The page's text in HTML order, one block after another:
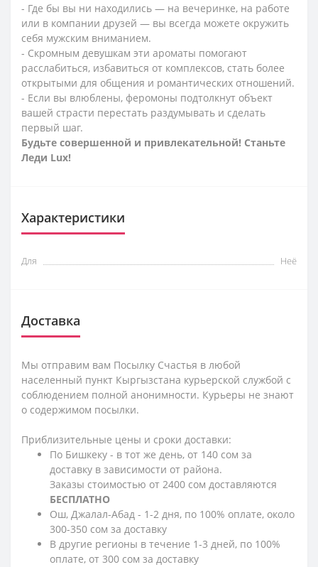
- Где бы вы ни находились — на вечеринке, на работе
или в компании друзей — вы всегда можете окружить
себя мужским вниманием.
- Скромным девушкам эти ароматы помогают
расслабиться, избавиться от комплексов, стать более
открытыми для общения и романтических отношений.
- Если вы влюблены, феромоны подтолкнут объект
вашей страсти перестать раздумывать и сделать
первый шаг.
Будьте совершенной и привлекательной! Станьте
Леди Lux!
Характеристики
Для Неё
Доставка
Мы отправим вам Посылку Счастья в любой
населенный пункт Кыргызстана курьерской службой с
соблюдением полной анонимности. Курьеры не знают
о содержимом посылки.
Приблизительные цены и сроки доставки:
По Бишкеку - в тот же день, от 140 сом за
доставку в зависимости от района.
Заказы стоимостью от 2400 сом доставляются
БЕСПЛАТНО
Ош, Джалал-Абад - 1-2 дня, по 100% оплате, около
300-350 сом за доставку
В другие регионы в течение 1-3 дней, по 100%
оплате, от 300 сом за доставку